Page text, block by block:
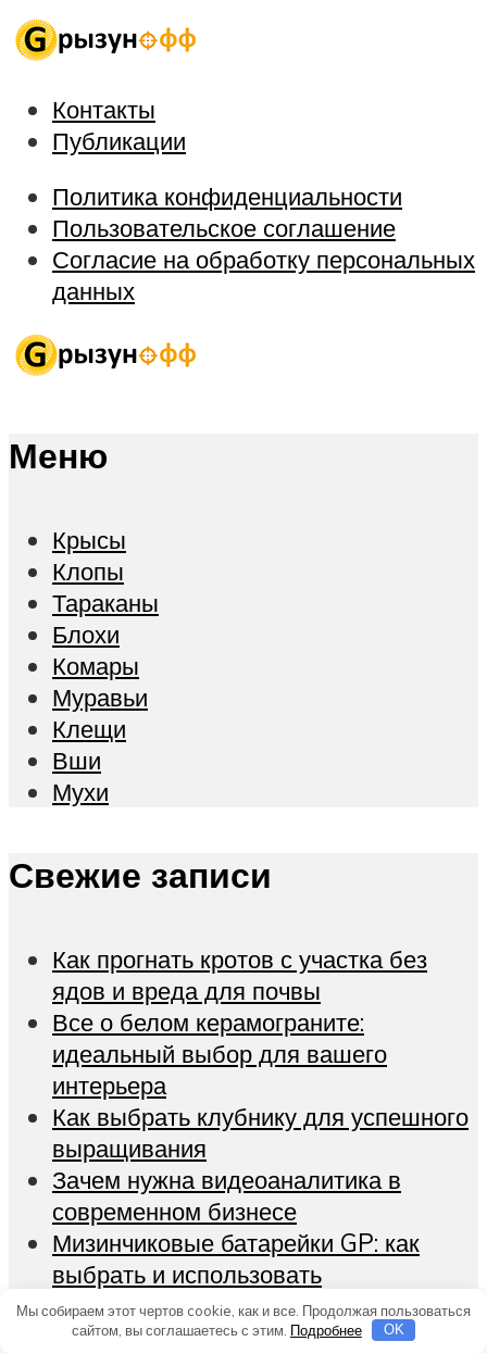
Контакты
Публикации
Политика конфиденциальности
Пользовательское соглашение
Согласие на обработку персональных
данных
Меню
Крысы
Клопы
Тараканы
Блохи
Комары
Муравьи
Клещи
Вши
Мухи
Свежие записи
Как прогнать кротов с участка без
ядов и вреда для почвы
Все о белом керамограните:
идеальный выбор для вашего
интерьера
Как выбрать клубнику для успешного
выращивания
Зачем нужна видеоаналитика в
современном бизнесе
Мизинчиковые батарейки GP: как
выбрать и использовать
Мы собираем этот чертов cookie, как и все. Продолжая пользоваться
сайтом, вы соглашаетесь с этим. Подробнее OK